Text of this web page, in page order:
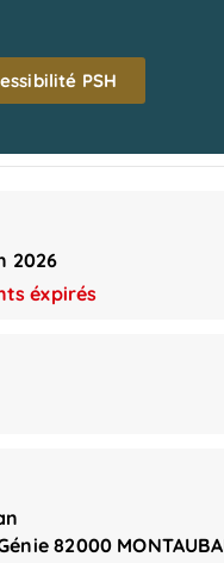
PSH
2026
éxpirés
82000